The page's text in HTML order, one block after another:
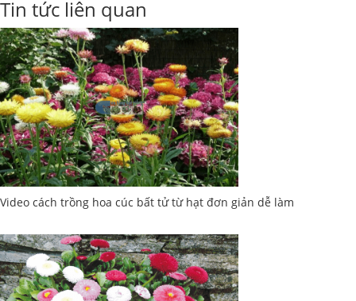
Tin tức liên quan
Video cách trồng hoa cúc bất tử từ hạt đơn giản dễ làm